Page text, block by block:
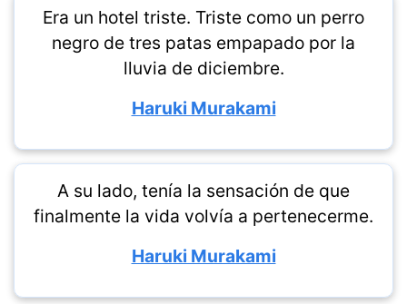
Era un hotel triste. Triste como un perro
negro de tres patas empapado por la
lluvia de diciembre.
Haruki Murakami
A su lado, tenía la sensación de que
finalmente la vida volvía a pertenecerme.
Haruki Murakami